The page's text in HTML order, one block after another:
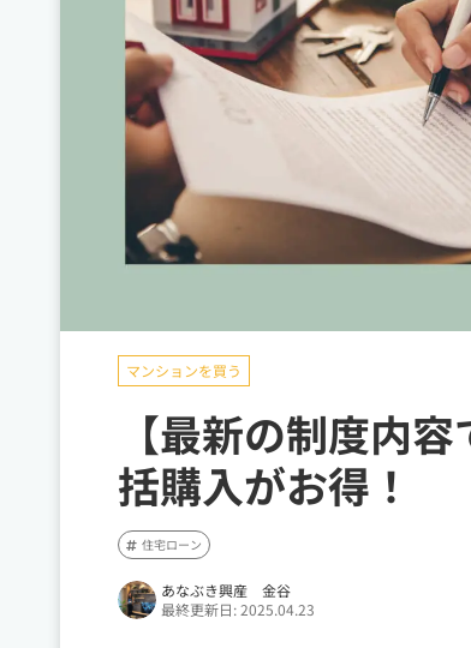
マンションを買う
【最新の制度内
括購入がお得！
住宅ローン
あなぶき興産 金谷
最終更新日: 2025.04.23